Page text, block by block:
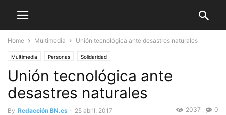
Home Multimedia Unión tecnológica ante desastres naturales
Multimedia Personas Solidaridad
Unión tecnológica ante
desastres naturales
By Redacción BN.es - 25 abril, 2017 0
2037